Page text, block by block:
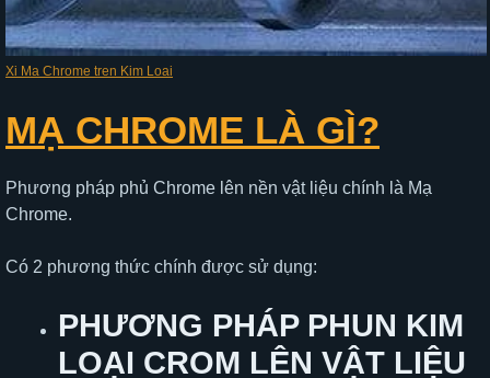
Xi Ma Chrome tren Kim Loai
MẠ CHROME LÀ GÌ?
Phương pháp phủ Chrome lên nền vật liệu chính là Mạ
Chrome.
Có 2 phương thức chính được sử dụng:
PHƯƠNG PHÁP PHUN KIM
LOẠI CROM LÊN VẬT LIỆU